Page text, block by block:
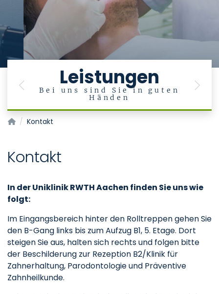
Leistungen
Bei uns sind Sie in guten
Händen
Previous Next
Klinik für Zahnerhaltung, Parodontologie und Präventive
Kontakt
Kontakt
In der Uniklinik RWTH Aachen finden Sie uns wie
folgt:
Im Eingangsbereich hinter den Rolltreppen gehen Sie
den B-Gang links bis zum Aufzug B1, 5. Etage. Dort
steigen Sie aus, halten sich rechts und folgen bitte
der Beschilderung zur Rezeption B2/Klinik für
Zahnerhaltung, Parodontologie und Präventive
Zahnheilkunde.